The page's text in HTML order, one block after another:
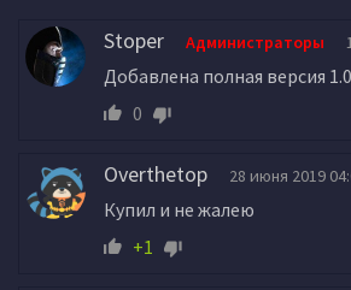
Stoper Администраторы
Добавлена полная версия
0
Overthetop 28 июня 2019
Купил и не жалею
+1